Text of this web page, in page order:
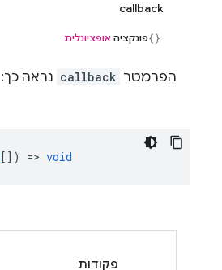
callback
פונקציה אופציונלית
הפרמטר callback נראה כך:
[]) => void
פקודות